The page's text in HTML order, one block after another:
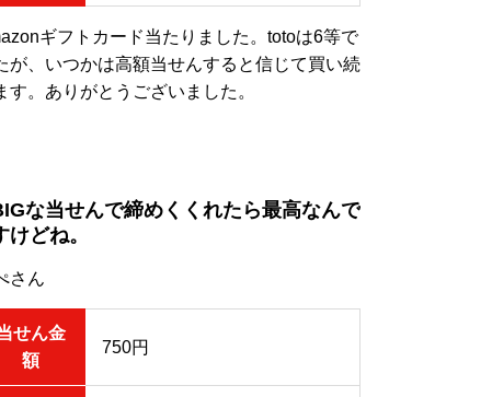
ギフトカード当たりました。totoは6等で
が、いつかは高額当せんすると信じて買い続
す。ありがとうございました。
な当せんで締めくくれたら最高なんで
けどね。
さん
せん金
額
750円